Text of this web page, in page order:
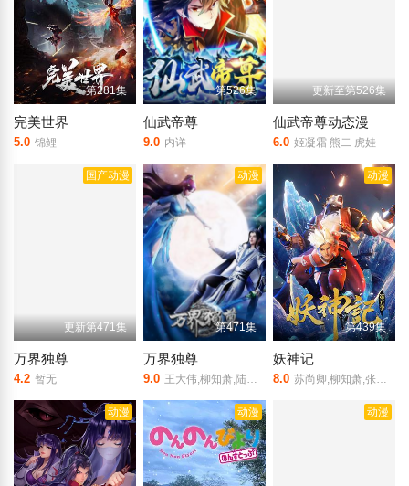
第281集
完美世界
5.0 锦鲤
第526集
仙武帝尊
9.0 内详
更新至第526集
仙武帝尊动态漫
6.0 姬凝霜 熊二 虎娃
国产动漫
更新第471集
万界独尊
4.2 暂无
动漫
第471集
万界独尊
9.0 王大伟,柳知萧,陆敏悦,冷泉夜月,关帅,蘭雨馨,季骜杰,默伶,包小柒,徐翔,张妮,烈之流星,钟巍,Akira明,安志,kinsen,芥末
动漫
第439集
妖神记
8.0 苏尚卿,柳知萧,张妮,钟巍,柳川鱼,冷泉夜月,默伶,Akira明,蘭雨馨,徐翔,朱婧,烈之流星,大梨
动漫 动漫 动漫